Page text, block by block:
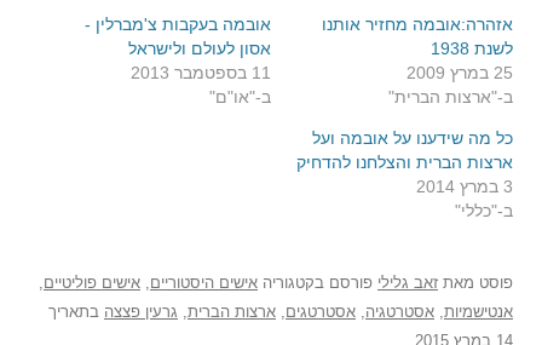
אזהרה:אובמה מחזיר אותנו
לשנת 1938
25 במרץ 2009
ב-"ארצות הברית"
אובמה בעקבות צ'מברלין -
אסון לעולם ולישראל
11 בספטמבר 2013
ב-"או"ם"
כל מה שידענו על אובמה ועל
ארצות הברית והצלחנו להדחיק
3 במרץ 2014
ב-"כללי"
פוסט מאת זאב גלילי פורסם בקטגוריה אישים היסטוריים, אישים פוליטיים,
אנטישמיות, אסטרטגיה, אסטרטגים, ארצות הברית, גרעין פצצה בתאריך
14 במרץ 2015
.